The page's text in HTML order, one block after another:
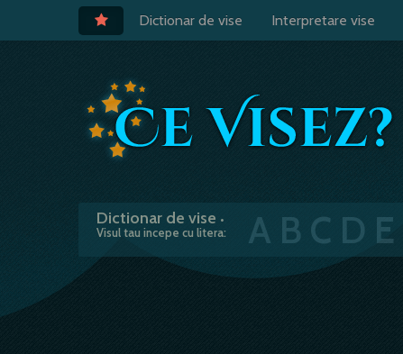
Dictionar de vise Interpretare vise
Dictionar de vise •
Visul tau incepe cu litera:
A B C D E